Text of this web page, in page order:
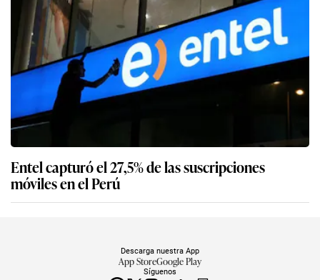
Entel capturó el 27,5% de las suscripciones
móviles en el Perú
Síguenos
Descarga nuestra App
App StoreGoogle Play